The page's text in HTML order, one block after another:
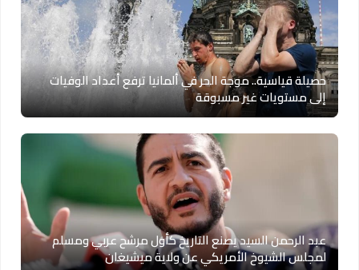
حصيلة قياسية.. موجة الحر في ألمانيا ترفع أعداد الوفيات
إلى مستويات غير مسبوقة
عبد الرحمن السيد يصنع التاريخ كأول مرشح عربي ومسلم
لمجلس الشيوخ الأمريكي عن ولاية ميشيغان